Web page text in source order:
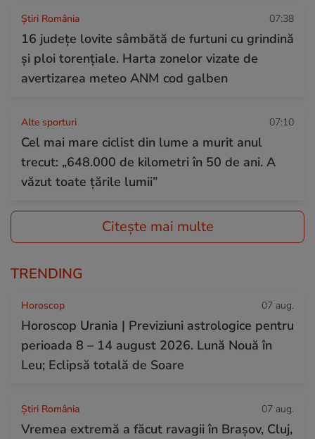
Știri România 07:38
16 județe lovite sâmbătă de furtuni cu grindină
și ploi torențiale. Harta zonelor vizate de
avertizarea meteo ANM cod galben
Alte sporturi 07:10
Cel mai mare ciclist din lume a murit anul
trecut: „648.000 de kilometri în 50 de ani. A
văzut toate țările lumii”
Citește mai multe
TRENDING
Horoscop 07 aug.
Horoscop Urania | Previziuni astrologice pentru
perioada 8 – 14 august 2026. Lună Nouă în
Leu; Eclipsă totală de Soare
Știri România 07 aug.
Vremea extremă a făcut ravagii în Brașov, Cluj,